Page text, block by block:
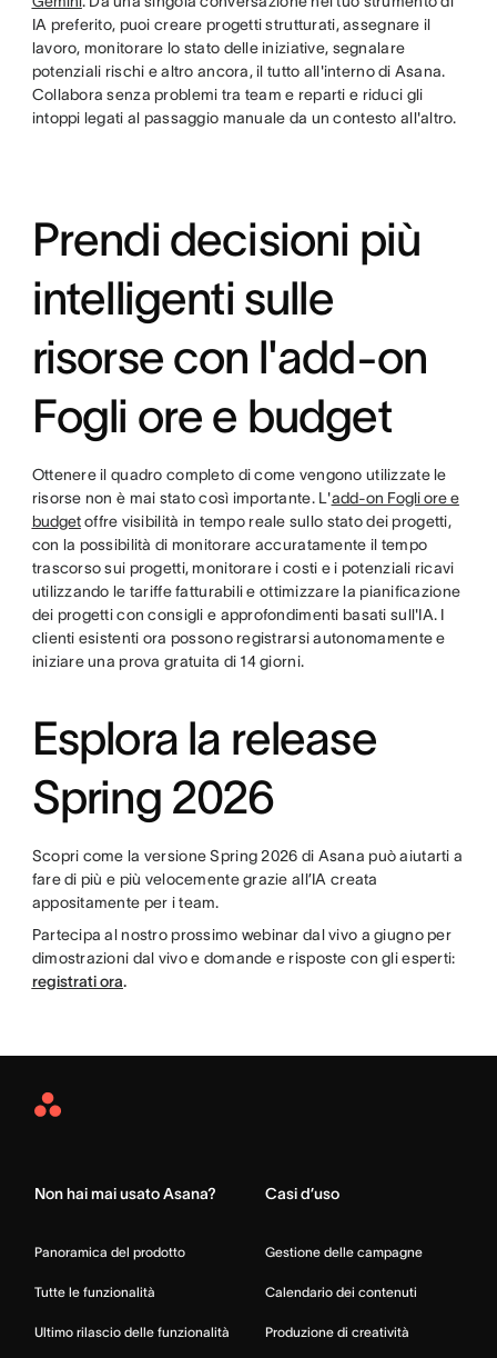
IA preferito, puoi creare progetti strutturati, assegnare il
lavoro, monitorare lo stato delle iniziative, segnalare
potenziali rischi e altro ancora, il tutto all'interno di Asana.
Collabora senza problemi tra team e reparti e riduci gli
intoppi legati al passaggio manuale da un contesto all'altro.
Prendi decisioni più
intelligenti sulle
risorse con l'add-on
Fogli ore e budget
Ottenere il quadro completo di come vengono utilizzate le
risorse non è mai stato così importante. L'add-on Fogli ore e
budgetoffre visibilità in tempo reale sullo stato dei progetti,
con la possibilità di monitorare accuratamente il tempo
trascorso sui progetti, monitorare i costi e i potenziali ricavi
utilizzando le tariffe fatturabili e ottimizzare la pianificazione
dei progetti con consigli e approfondimenti basati sull'IA. I
clienti esistenti ora possono registrarsi autonomamente e
iniziare una prova gratuita di 14 giorni.
Esplora la release
Spring 2026
Scopri come la versione Spring 2026 di Asana può aiutarti a
fare di più e più velocemente grazie all’IA creata
appositamente per i team.
Partecipa al nostro prossimo webinar dal vivo a giugno per
dimostrazioni dal vivo e domande e risposte con gli esperti:
registrati ora.
Asana
Non hai mai usato Asana?
Panoramica del prodotto
Tutte le funzionalità
Ultimo rilascio delle funzionalità
Casi d’uso
Gestione delle campagne
Calendario dei contenuti
Produzione di creatività